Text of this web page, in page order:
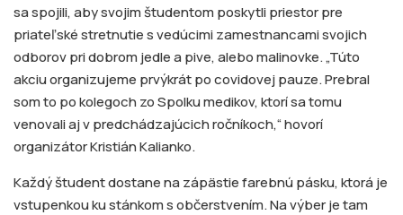
sa spojili, aby svojim študentom poskytli priestor pre
priateľské stretnutie s vedúcimi zamestnancami svojich
odborov pri dobrom jedle a pive, alebo malinovke. „Túto
akciu organizujeme prvýkrát po covidovej pauze. Prebral
som to po kolegoch zo Spolku medikov, ktorí sa tomu
venovali aj v predchádzajúcich ročníkoch,“ hovorí
organizátor Kristián Kalianko.
Každý študent dostane na zápästie farebnú pásku, ktorá je
vstupenkou ku stánkom s občerstvením. Na výber je tam